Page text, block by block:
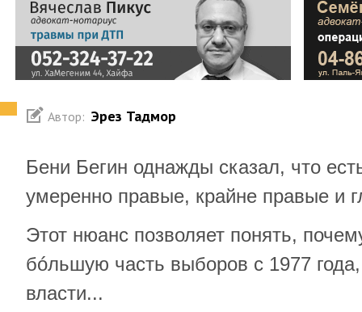
Автор: Эрез Тадмор
Бени Бегин однажды сказал, что
умеренно правые, крайне правые и
Этот нюанс позволяет понять,
бóльшую часть выборов с 1977
власти...